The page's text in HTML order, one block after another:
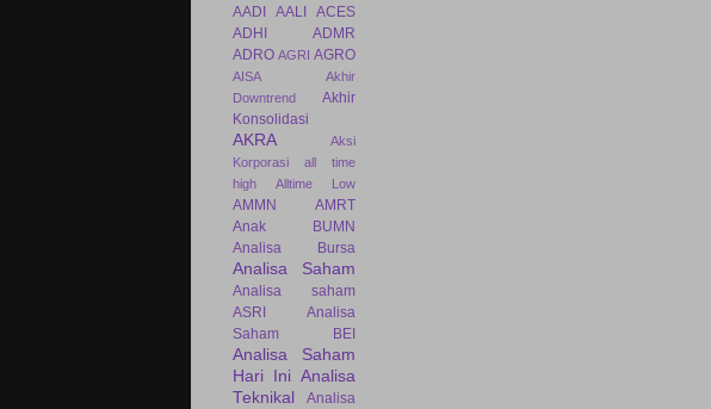
AADI AALI
ACES
ADHI
ADMR
ADRO AGRI AGRO
AISA
Akhir
Downtrend
Akhir
Konsolidasi
AKRA
Aksi
Korporasi
all time
high
Alltime Low
AMMN
AMRT
Anak BUMN
Analisa Bursa
Analisa Saham
Analisa saham
ASRI
Analisa
Saham BEI
Analisa Saham
Hari Ini Analisa
Teknikal
Analisa